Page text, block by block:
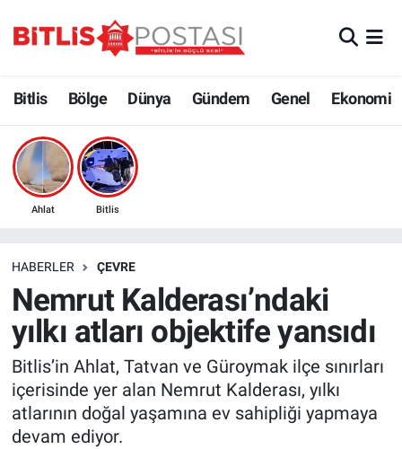
Bitlis Bölge Dünya Gündem Genel Ekonomi
Ahlat Bitlis
HABERLER ÇEVRE
Nemrut Kalderası’ndaki
yılkı atları objektife yansıdı
Bitlis’in Ahlat, Tatvan ve Güroymak ilçe sınırları
içerisinde yer alan Nemrut Kalderası, yılkı
atlarının doğal yaşamına ev sahipliği yapmaya
devam ediyor.
Bölge
Çevre
Eğitim
Ekonomi
Genel
Gündem
Bitlis Trafik Yoğunluk Haritası
Süper Lig Puan Durumu ve Fikstür
Son Dakika Haberleri
Haber Arşivi